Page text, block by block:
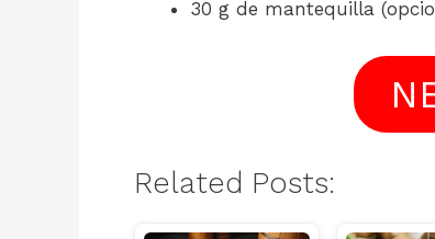
30 g de mantequilla
Related Posts: